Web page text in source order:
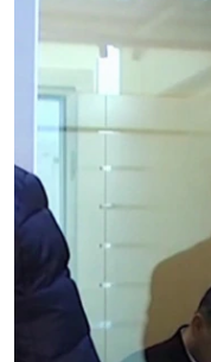
No media